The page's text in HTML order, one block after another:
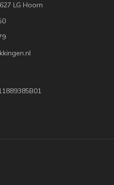
LG Hoorn